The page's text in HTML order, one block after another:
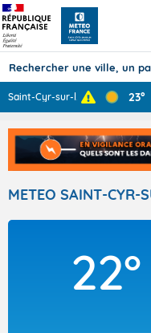
TOUS
Saint-Cyr-sur-l... 23°
METEO SAINT-CYR-
22°